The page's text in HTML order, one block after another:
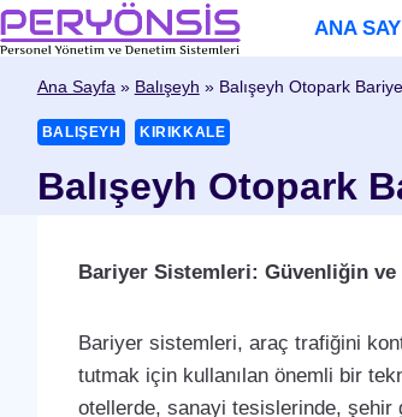
Skip
to
content
ANA
Ana Sayfa» Balışeyh » Balışeyh Otopark
BALIŞEYH KIRIKKALE
Balışeyh Otopark
Bariyer Sistemleri: Güvenliğin
Bariyer sistemleri, araç trafiğini
tutmak için kullanılan önemli bir
otellerde, sanayi tesislerinde, şehir